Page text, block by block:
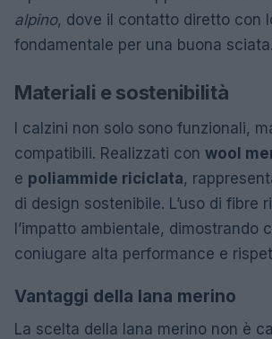
alpino, dove il contatto diretto con
fondamentale per una buona sciata.
Materiali e sostenibilità
I calzini non solo sono funzionali,
compatibili. Realizzati con wool
e poliammide riciclata,
di design sostenibile. L’uso di fibre
l’impatto ambientale, dimostrando
coniugare alta performance e
Vantaggi della lana merino
La scelta della lana merino non è